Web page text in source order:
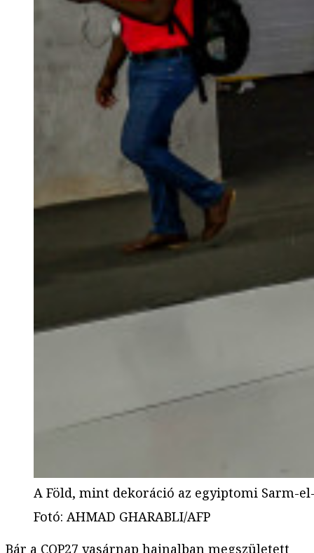
A Föld, mint dekoráció az egyiptomi Sarm-
Fotó: AHMAD GHARABLI/AFP
Bár a COP27 vasárnap hajnalban megszületett